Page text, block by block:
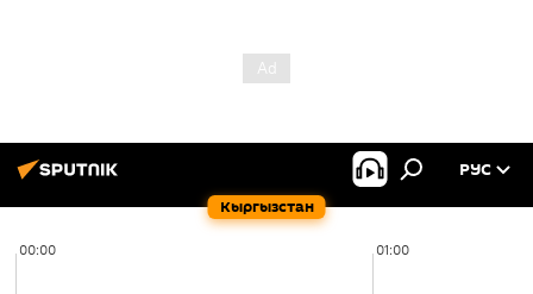
Кыргызстан
РУС
00:00 01:00